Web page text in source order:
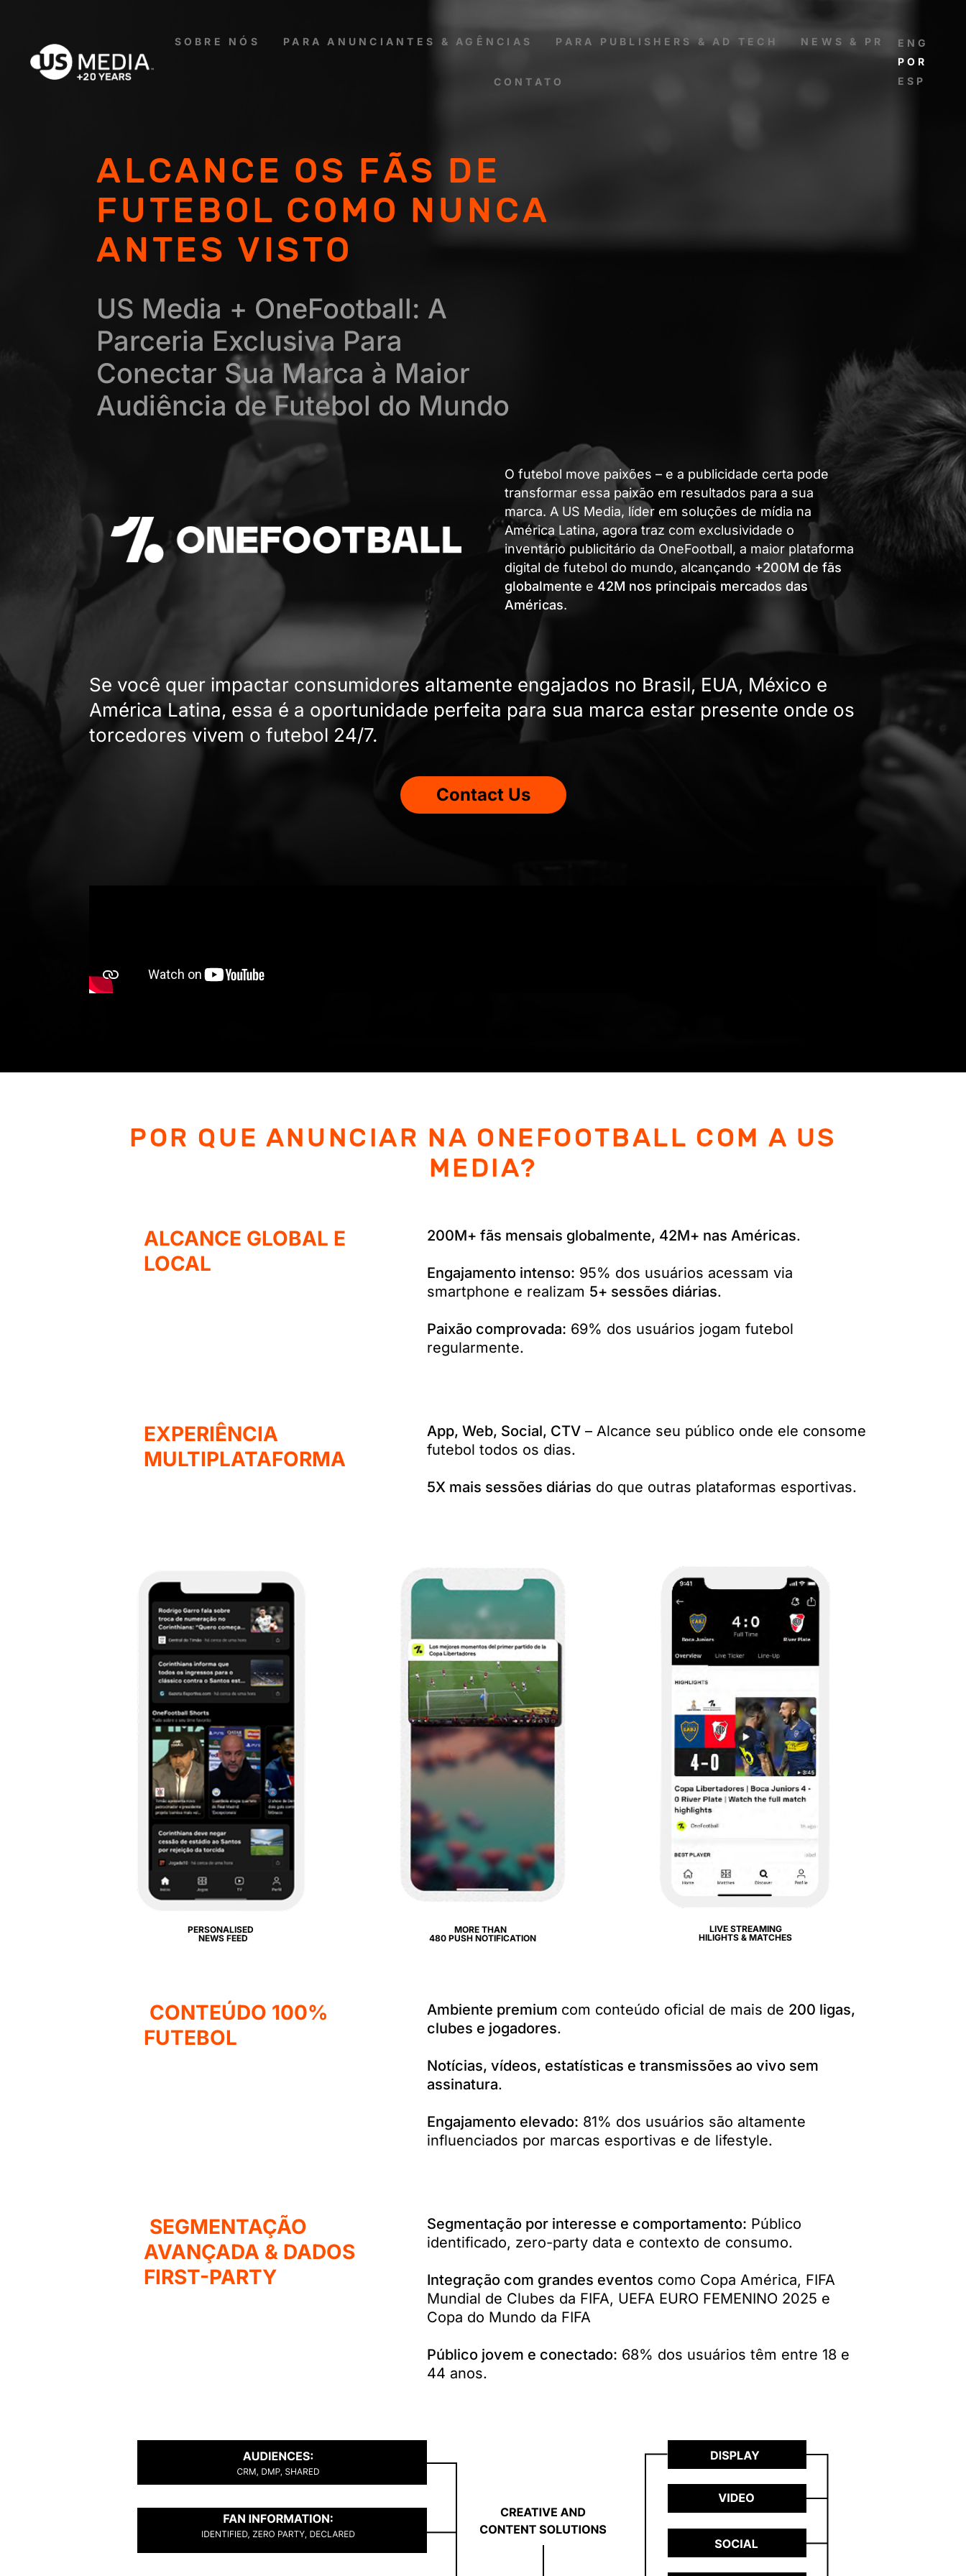
SOBRE NÓS PARA ANUNCIANTES & AGÊNCIAS PARA PUBLISHERS & AD TECH NEWS & PR
CONTATO
ENGLISH
ESPAÑOL
ALCANCE OS FÃS DE
FUTEBOL COMO NUNCA
ANTES VISTO
US Media + OneFootball: A
Parceria Exclusiva Para
Conectar Sua Marca à Maior
Audiência de Futebol do Mundo
O futebol move paixões – e a publicidade certa pode
transformar essa paixão em resultados para a sua
marca. A US Media, líder em soluções de mídia na
América Latina, agora traz com exclusividade o
inventário publicitário da OneFootball, a maior plataforma
digital de futebol do mundo, alcançando +200M de fãs
globalmente e 42M nos principais mercados das
Américas.
Se você quer impactar consumidores altamente engajados no Brasil, EUA, México e
América Latina, essa é a oportunidade perfeita para sua marca estar presente onde os
torcedores vivem o futebol 24/7.
Contact Us
POR QUE ANUNCIAR NA ONEFOOTBALL COM A US
MEDIA?
ALCANCE GLOBAL E
LOCAL
200M+ fãs mensais globalmente, 42M+ nas Américas.
Engajamento intenso: 95% dos usuários acessam via
smartphone e realizam 5+ sessões diárias.
Paixão comprovada: 69% dos usuários jogam futebol
regularmente.
EXPERIÊNCIA
MULTIPLATAFORMA
App, Web, Social, CTV – Alcance seu público onde ele consome
futebol todos os dias.
5X mais sessões diárias do que outras plataformas esportivas.
PERSONALISED
NEWS FEED
MORE THAN
480 PUSH NOTIFICATION
LIVE STREAMING
HILIGHTS & MATCHES
CONTEÚDO 100%
FUTEBOL
Ambiente premium com conteúdo oficial de mais de 200 ligas,
clubes e jogadores.
Notícias, vídeos, estatísticas e transmissões ao vivo sem
assinatura.
Engajamento elevado: 81% dos usuários são altamente
influenciados por marcas esportivas e de lifestyle.
SEGMENTAÇÃO
AVANÇADA & DADOS
FIRST-PARTY
Segmentação por interesse e comportamento: Público
identificado, zero-party data e contexto de consumo.
Integração com grandes eventos como Copa América, FIFA
Mundial de Clubes da FIFA, UEFA EURO FEMENINO 2025 e
Copa do Mundo da FIFA
Público jovem e conectado: 68% dos usuários têm entre 18 e
44 anos.